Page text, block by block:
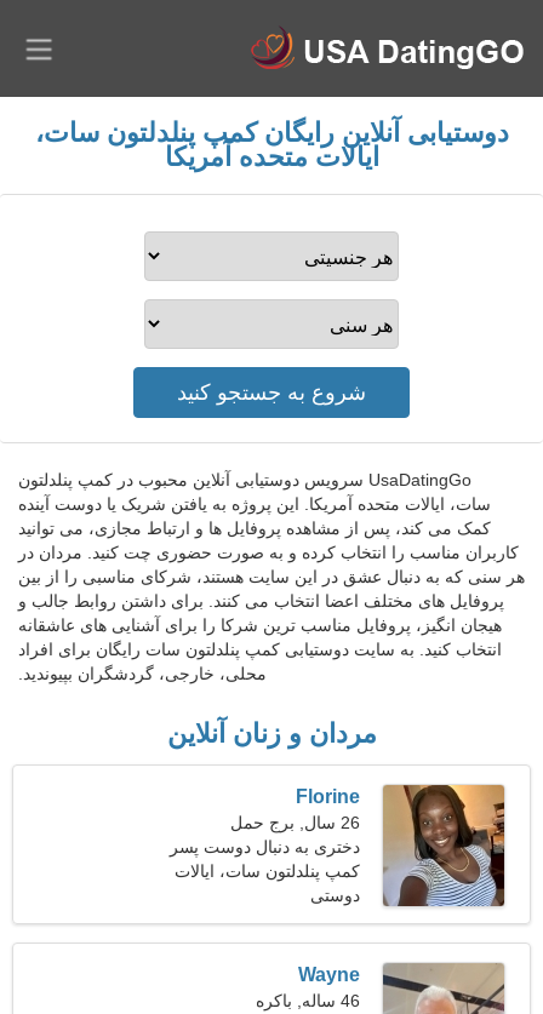
دوستیابی آنلاین رایگان کمپ پنلدلتون سات،
ایالات متحده آمریکا
UsaDatingGo سرویس دوستیابی آنلاین محبوب در کمپ پنلدلتون
سات، ایالات متحده آمریکا. این پروژه به یافتن شریک یا دوست آینده
کمک می کند، پس از مشاهده پروفایل ها و ارتباط مجازی، می توانید
کاربران مناسب را انتخاب کرده و به صورت حضوری چت کنید. مردان در
هر سنی که به دنبال عشق در این سایت هستند، شرکای مناسبی را از بین
پروفایل های مختلف اعضا انتخاب می کنند. برای داشتن روابط جالب و
هیجان انگیز، پروفایل مناسب ترین شرکا را برای آشنایی های عاشقانه
انتخاب کنید. به سایت دوستیابی کمپ پنلدلتون سات رایگان برای افراد
محلی، خارجی، گردشگران بپیوندید.
مردان و زنان آنلاین
Florine
26 سال, برج حمل
دختری به دنبال دوست پسر
30-36
کمپ پنلدلتون سات، ایالات
متحده آمریکا
دوستی
Wayne
46 ساله, باکره